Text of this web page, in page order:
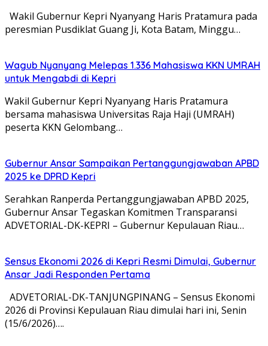
Wakil Gubernur Kepri Nyanyang Haris Pratamura pada
peresmian Pusdiklat Guang Ji, Kota Batam, Minggu…
Wagub Nyanyang Melepas 1.336 Mahasiswa KKN UMRAH
untuk Mengabdi di Kepri
Wakil Gubernur Kepri Nyanyang Haris Pratamura
bersama mahasiswa Universitas Raja Haji (UMRAH)
peserta KKN Gelombang…
Gubernur Ansar Sampaikan Pertanggungjawaban APBD
2025 ke DPRD Kepri
Serahkan Ranperda Pertanggungjawaban APBD 2025,
Gubernur Ansar Tegaskan Komitmen Transparansi
ADVETORIAL-DK-KEPRI – Gubernur Kepulauan Riau…
Sensus Ekonomi 2026 di Kepri Resmi Dimulai, Gubernur
Ansar Jadi Responden Pertama
ADVETORIAL-DK-TANJUNGPINANG – Sensus Ekonomi
2026 di Provinsi Kepulauan Riau dimulai hari ini, Senin
(15/6/2026)….